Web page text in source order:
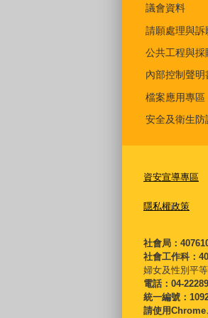
議會資料
請願處理與訴
公共工程與採
內部控制聲明
檔案應用專區
安全及衛生防
資安宣導專區
隱私權政策
社會局：
社會工作科：
婦女及性別平等
電話：04-
統一編號：
請使用